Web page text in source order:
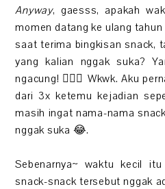
Anyway, gaesss, apakah
momen datang ke ulang tahun
saat terima bingkisan snack,
yang kalian nggak suka?
ngacung! 🙋🏻‍♀️ Wkwk. Aku
dari 3x ketemu kejadian
masih ingat nama-nama
nggak suka 😂.
Sebenarnya~ waktu kecil
snack-snack tersebut nggak